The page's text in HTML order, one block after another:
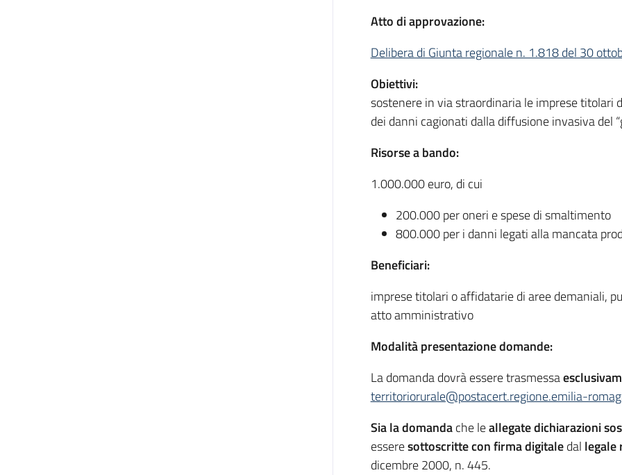
Atto di approvazione:
Delibera di Giunta regionale n. 1.818 del 30
Obiettivi:
sostenere in via straordinaria le imprese titolari
dei danni cagionati dalla diffusione invasiva del
Risorse a bando:
1.000.000 euro, di cui
200.000 per oneri e spese di smaltimento
800.000 per i danni legati alla mancata
Beneficiari:
imprese titolari o affidatarie di aree demaniali,
atto amministrativo
Modalità presentazione domande:
La domanda dovrà essere trasmessa
territoriorurale@postacert.regione.emilia-
Sia la domandache leallegate dichiarazioni
esseresottoscritte con firma digitaledal legale
dicembre 2000, n. 445.